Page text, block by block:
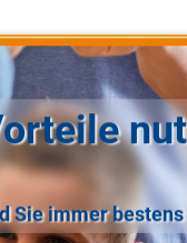
Sie immer